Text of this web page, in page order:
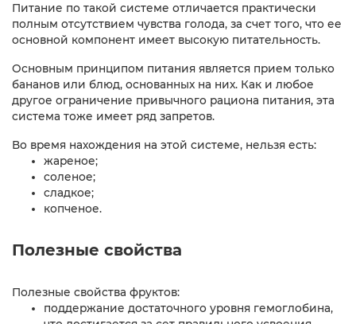
Питание по такой системе отличается практически
полным отсутствием чувства голода, за счет того, что ее
основной компонент имеет высокую питательность.
Основным принципом питания является прием только
бананов или блюд, основанных на них. Как и любое
другое ограничение привычного рациона питания, эта
система тоже имеет ряд запретов.
Во время нахождения на этой системе, нельзя есть:
жареное;
соленое;
сладкое;
копченое.
Полезные свойства
Полезные свойства фруктов:
поддержание достаточного уровня гемоглобина,